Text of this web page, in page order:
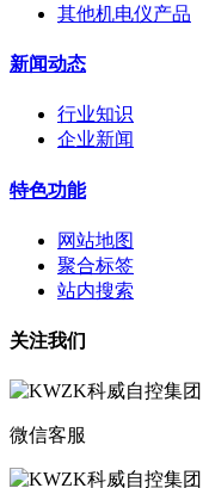
其他机电仪产品
新闻动态
行业知识
企业新闻
特色功能
网站地图
聚合标签
站内搜索
关注我们
微信客服